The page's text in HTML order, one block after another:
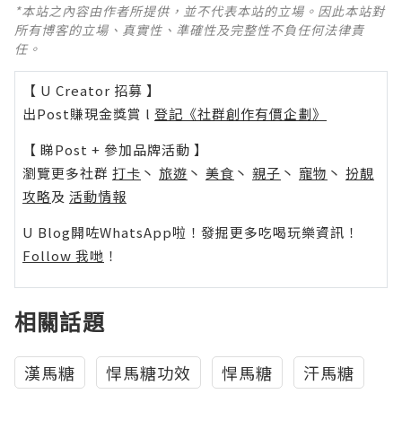
*本站之內容由作者所提供，並不代表本站的立場。因此本站對
所有博客的立場、真實性、準確性及完整性不負任何法律責
任。
【 U Creator 招募 】
出Post賺現金獎賞 l 登記《社群創作有價企劃》
【 睇Post + 參加品牌活動 】
瀏覽更多社群 打卡 丶 旅遊 丶 美食 丶 親子 丶 寵物 丶 扮靚
攻略及 活動情報
U Blog開咗WhatsApp啦！發掘更多吃喝玩樂資訊！
Follow 我哋 ！
相關話題
漢馬糖 悍馬糖功效 悍馬糖 汗馬糖